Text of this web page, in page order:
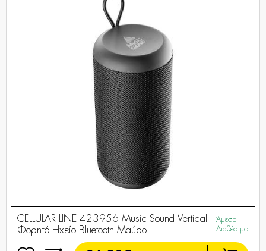
CELLULAR LINE 423956 Music Sound Vertical
Φορητό Ηχείο Bluetooth Μαύρο
Άμεσα
Διαθέσιμο